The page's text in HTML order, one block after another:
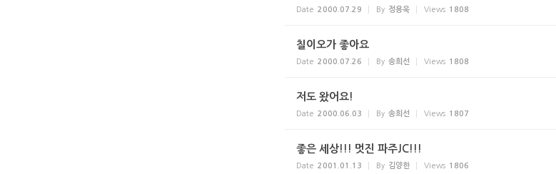
Date 2000.07.29 By 정용욱 Views 1808
칠이오가 좋아요
Date 2000.07.26 By 송희선 Views 1808
저도 왔어요!
Date 2000.06.03 By 송희선 Views 1807
좋은 세상!!! 멋진 파주JC!!!
Date 2001.01.13 By 김양한 Views 1806